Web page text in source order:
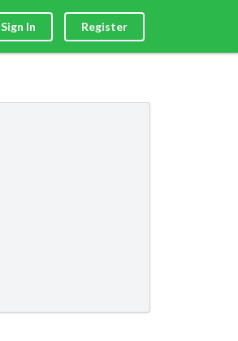
Sign In Register